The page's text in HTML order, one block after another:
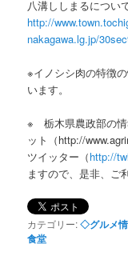
八溝ししまるについ
http://
nakagawa.lg.jp/
※イノシシ肉の特徴
います。
※ 栃木県農政部の情
ット（http://
ツイッター（http://
ますので、是非、ご
カテゴリー:◇グルメ
食堂